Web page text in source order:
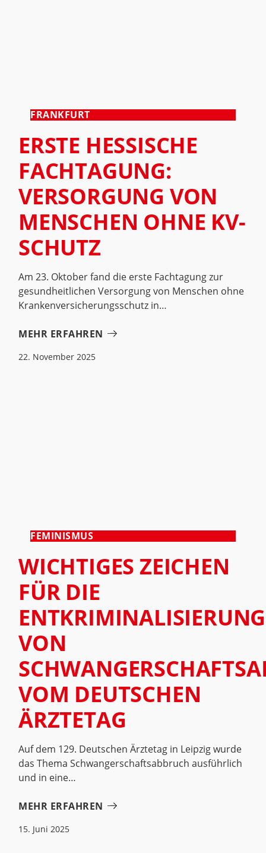
FRANKFURT
ERSTE HESSISCHE
FACHTAGUNG:
VERSORGUNG VON
MENSCHEN OHNE KV-
SCHUTZ
Am 23. Oktober fand die erste Fachtagung zur
gesundheitlichen Versorgung von Menschen ohne
Krankenversicherungsschutz in
MEHR ERFAHREN
22. November 2025
FEMINISMUS
WICHTIGES ZEICHEN
FÜR DIE
ENTKRIMINALISIERUNG
VON
VOM DEUTSCHEN
ÄRZTETAG
Auf dem 129. Deutschen Ärztetag in Leipzig wurde
das Thema Schwangerschaftsabbruch ausführlich
und in eine
MEHR ERFAHREN
15. Juni 2025